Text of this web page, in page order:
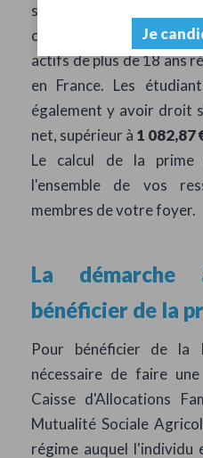
s'agisse de salaires,
chômage partiel ou
actifs de plus de 18 ans
en France. Les
également y avoir droit
net, supérieur à 1 082,87
Le calcul de la
l'ensemble de vos
membres de votre foyer.
La
bénéficier de la
Pour bénéficier de la
nécessaire de faire
Caisse d'Allocations
Mutualité Sociale
régime auquel
Je